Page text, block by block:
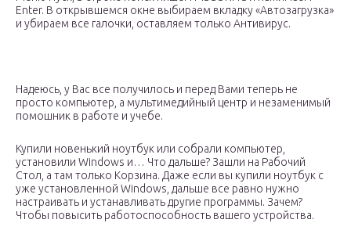
Enter. В открывшемся окне выбираем вкладку «Автозагрузка»
и убираем все галочки, оставляем только Антивирус.
Надеюсь, у Вас все получилось и перед Вами теперь не
просто компьютер, а мультимедийный центр и незаменимый
помошник в работе и учебе.
Купили новенький ноутбук или собрали компьютер,
установили Windows и… Что дальше? Зашли на Рабочий
Стол, а там только Корзина. Даже если вы купили ноутбук с
уже установленной Windows, дальше все равно нужно
настраивать и устанавливать другие программы. Зачем?
Чтобы повысить работоспособность вашего устройства.